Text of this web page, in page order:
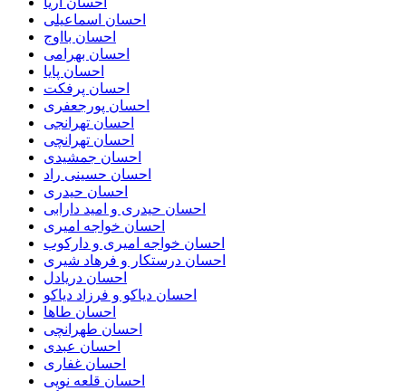
احسان اسماعیلی
احسان بااوج
احسان بهرامی
احسان پایا
احسان پرفکت
احسان پورجعفری
احسان تهرانجی
احسان تهرانچی
احسان جمشیدی
احسان حسینی راد
احسان حیدری
احسان حیدری و امید دارابی
احسان خواجه امیری
احسان خواجه امیری و دارکوب
احسان درستكار و فرهاد شيرى
احسان دریادل
احسان دیاکو و فرزاد دیاکو
احسان طاها
احسان طهرانچی
احسان عبدی
احسان غفاری
احسان قلعه نویی